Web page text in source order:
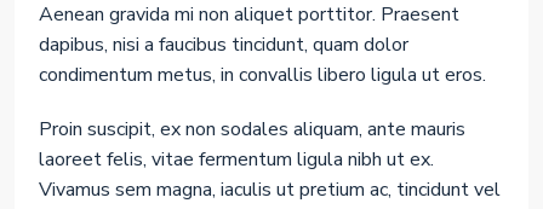
Aenean gravida mi non aliquet porttitor. Praesent
dapibus, nisi a faucibus tincidunt, quam dolor
condimentum metus, in convallis libero ligula ut eros.
Proin suscipit, ex non sodales aliquam, ante mauris
laoreet felis, vitae fermentum ligula nibh ut ex.
Vivamus sem magna, iaculis ut pretium ac, tincidunt vel